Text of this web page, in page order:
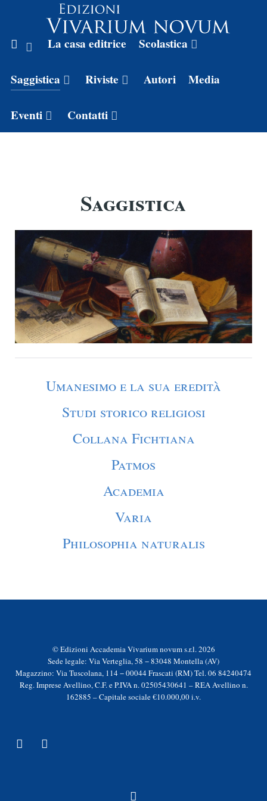
La casa editrice Scolastica
Saggistica Riviste Autori Media
Eventi Contatti
Saggistica
Umanesimo e la sua eredità
Studi storico religiosi
Collana Fichtiana
Patmos
Academia
Varia
Philosophia naturalis
© Edizioni Accademia Vivarium novum s.r.l. 2026
Sede legale: Via Verteglia, 58 − 83048 Montella (AV)
Magazzino: Via Tuscolana, 114 − 00044 Frascati (RM) Tel. 06 84240474
Reg. Imprese Avellino, C.F. e P.IVA n. 02505430641 – REA Avellino n.
162885 – Capitale sociale €10.000,00 i.v.